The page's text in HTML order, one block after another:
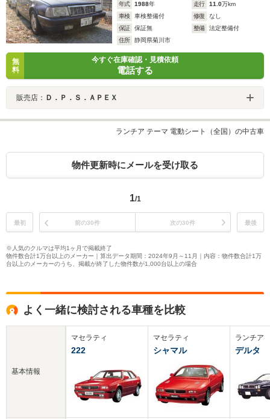
年式 1988年 走行 11.0万km
車検
車検整備付 修復
なし
保証
保証無 整備
法定整備付
住所
静岡県菊川市
無
料
今すぐ在庫確認・見積依頼
電話する
販売店： Ｄ．Ｐ．Ｓ．ＡＰＥＸ
ランチア テーマ 電動シート（全国）の中古車
物件更新時にメールを受け取る
1/1
最初 前の30件 次の30件 最後
※人気のクルマは平均1ヶ月で掲載終了
物件数合計1万台以上のメーカー｜算出データ期間：2024年9月～11月｜内容：物件数合計1万
台以上のメーカーのうち、掲載が終了した物件数が1,000台以上の場合
よく一緒に検討される車種を比較
基本情報
マセラティ
222
マセラティ
シャマル
ランチア
デルタ